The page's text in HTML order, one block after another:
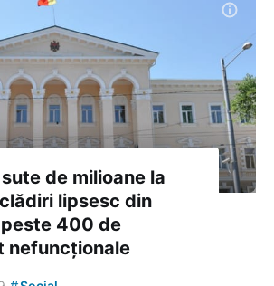
de milioane la
lipsesc din
400 de
nefuncționale